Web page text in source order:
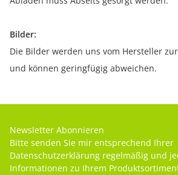
Bilder:
Die Bilder werden uns vom Hersteller
und können geringfügig abweichen.
Newsletter Abonnieren
Bitte senden Sie mir entsprechend Ihrer
Datenschutzerklärung regelmäßig und
Informationen zu Ihrem